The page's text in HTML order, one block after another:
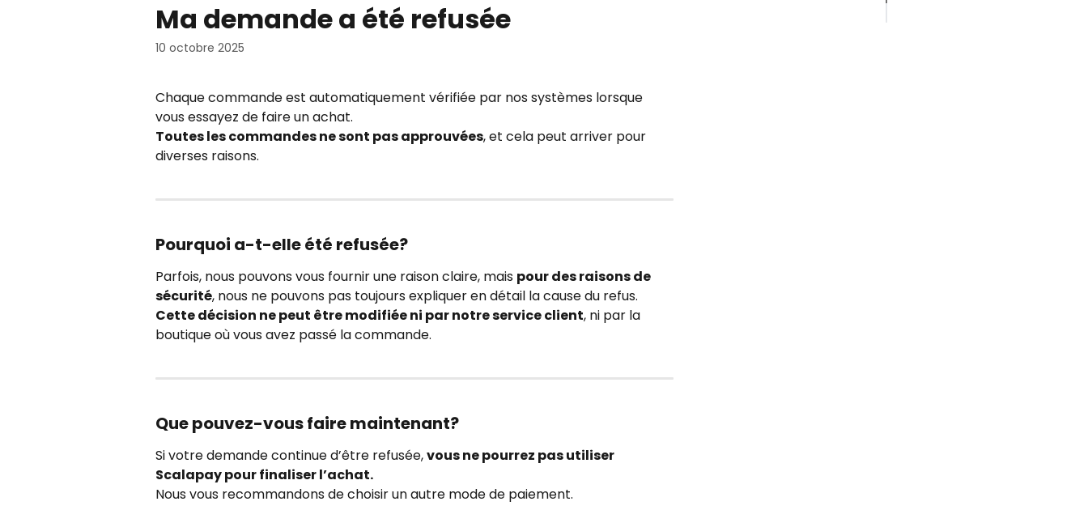
Ma demande a été refusée
10 octobre 2025
Chaque commande est automatiquement vérifiée par nos systèmes lorsque
vous essayez de faire un achat.
Toutes les commandes ne sont pas approuvées, et cela peut arriver pour
diverses raisons.
Pourquoi a-t-elle été refusée?
Parfois, nous pouvons vous fournir une raison claire, mais pour des raisons de
sécurité, nous ne pouvons pas toujours expliquer en détail la cause du refus.
Cette décision ne peut être modifiée ni par notre service client, ni par la
boutique où vous avez passé la commande.
Que pouvez-vous faire maintenant?
Si votre demande continue d’être refusée, vous ne pourrez pas utiliser
Scalapay pour finaliser l’achat.
Nous vous recommandons de choisir un autre mode de paiement.